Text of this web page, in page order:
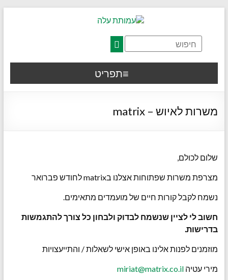
דלג לתוכן רצוי/Skip to content
afsdfas
תפריט
משרות לאיוש – matrix
שלום לכולם,
מצרפת משרות שפתוחות אצלנו בmatrix לחודש פברואר
נשמח לקבל קורות חיים של מועמדים מתאימים.
חשוב לי לציין שנשמח לבדוק ולבחון כל צורך להתגמשות
בדרישות.
מוזמנים לפנות אלינו באופן אישי לשאלות / והתייעצויות
מירי עטיה miriat@matrix.co.il